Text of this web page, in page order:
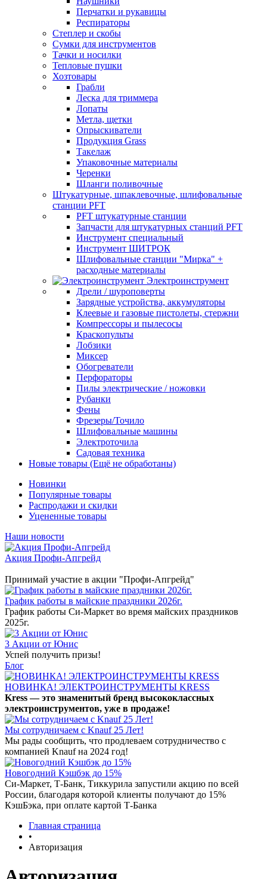
Перчатки и рукавицы
Респираторы
Степлер и скобы
Сумки для инструментов
Тачки и носилки
Тепловые пушки
Хозтовары
Грабли
Леска для триммера
Лопаты
Метла, щетки
Опрыскиватели
Продукция Grass
Такелаж
Упаковочные материалы
Черенки
Шланги поливочные
Штукатурные, шпаклевочные, шлифовальные
станции PFT
PFT штукатурные станции
Запчасти для штукатурных станций PFT
Инструмент специальный
Инструмент ШИТРОК
Шлифовальные станции "Мирка" +
расходные материалы
Электроинструмент
Дрели / шуроповерты
Зарядные устройства, аккумуляторы
Клеевые и газовые пистолеты, стержни
Компрессоры и пылесосы
Краскопульты
Лобзики
Миксер
Обогреватели
Перфораторы
Пилы электрические / ножовки
Рубанки
Фены
Фрезеры/Точило
Шлифовальные машины
Электроточила
Садовая техника
Новые товары (Ещё не обработаны)
Новинки
Популярные товары
Распродажи и скидки
Уцененные товары
Наши новости
Акция Профи-Апгрейд
Принимай участие в акции "Профи-Апгрейд"
График работы в майские праздники 2026г.
График работы Си-Маркет во время майских праздников
2025г.
3 Акции от Юнис
Успей получить призы!
Блог
НОВИНКА! ЭЛЕКТРОИНСТРУМЕНТЫ KRESS
Kress — это знаменитый бренд высококлассных
электроинструментов, уже в продаже!
Мы сотрудничаем с Knauf 25 Лет!
Мы рады сообщить, что продлеваем сотрудничество с
компанией Knauf на 2024 год!
Новогодний Кэшбэк до 15%
Си-Маркет, Т-Банк, Тиккурила запустили акцию по всей
России, благодаря которой клиенты получают до 15%
КэшБэка, при оплате картой Т-Банка
Главная страница
•
Авторизация